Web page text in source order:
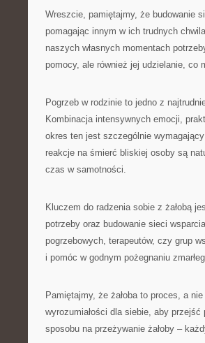
Wreszcie, pamiętajmy, że budowanie
pomagając innym w ich trudnych
naszych własnych momentach
pomocy, ale również jej udzielanie, co
Pogrzeb w rodzinie to jedno z
Kombinacja intensywnych emocji,
okres ten jest szczególnie
reakcje na śmierć bliskiej osoby są
czas w samotności.
Kluczem do radzenia sobie z żałobą
potrzeby oraz budowanie sieci
pogrzebowych, terapeutów, czy grup
i pomóc w godnym pożegnaniu
Pamiętajmy, że żałoba to proces, a
wyrozumiałości dla siebie, aby przejść
sposobu na przeżywanie żałoby –